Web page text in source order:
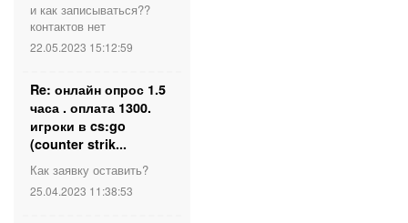
и как записываться??
контактов нет
22.05.2023 15:12:59
Re: онлайн опрос 1.5
часа . оплата 1300.
игроки в cs:go
(counter strik...
Как заявку оставить?
25.04.2023 11:38:53